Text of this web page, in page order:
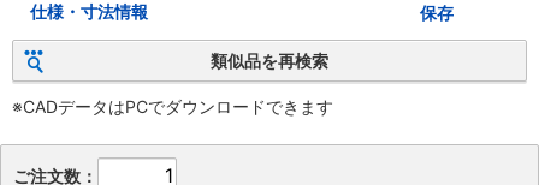
仕様・寸法情報 保存
類似品を再検索
※CADデータはPCでダウンロードできます
ご注文数：